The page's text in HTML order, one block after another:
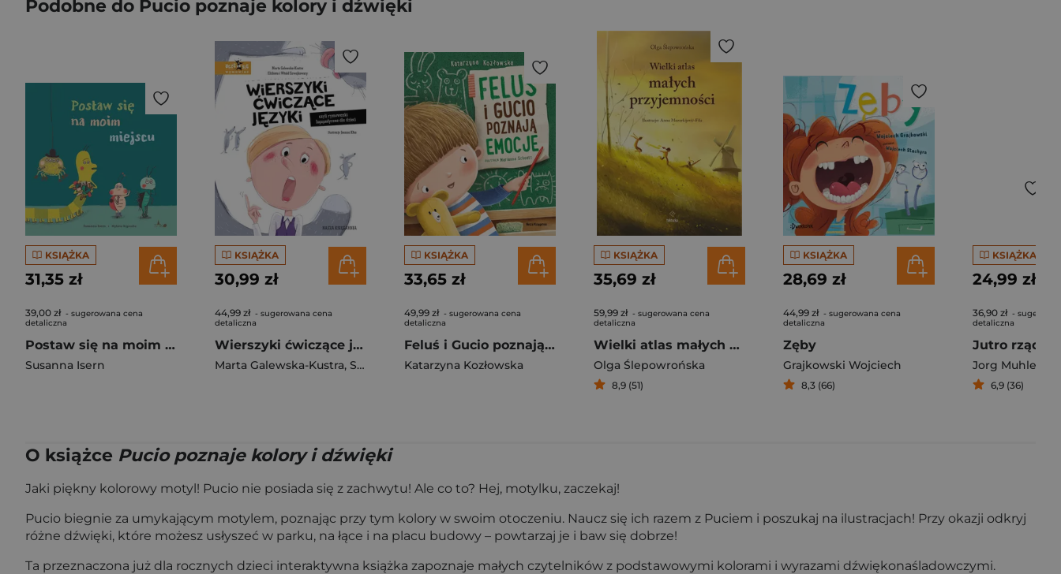
Podobne do Pucio poznaje kolory i dźwięki
KSIĄŻKA
31,35 zł
39,00 zł - sugerowana cena
detaliczna
Postaw się na moim miejscu
Susanna Isern
KSIĄŻKA
30,99 zł
44,99 zł - sugerowana cena
detaliczna
Wierszyki ćwiczące języki, czyli rymowanki logopedyczne dla dzieci
Marta Galewska-Kustra, Szwajkowska Elżbieta ,Szwajkowski Witold
KSIĄŻKA
33,65 zł
49,99 zł - sugerowana cena
detaliczna
Feluś i Gucio poznają emocje
Katarzyna Kozłowska
KSIĄŻKA
35,69 zł
59,99 zł - sugerowana cena
detaliczna
Wielki atlas małych przyjemności
Olga Ślepowrońska
8,9 (51)
KSIĄŻKA
28,69 zł
44,99 zł - sugerowana cena
detaliczna
Zęby
Grajkowski Wojciech
8,3 (66)
KSIĄŻKA
24,99 zł
36,90 zł -
detaliczna
Jutro rządzę
Jorg Muhle
6,9 (36)
O książce Pucio poznaje kolory i dźwięki
Jaki piękny kolorowy motyl! Pucio nie posiada się z zachwytu! Ale co to? Hej, motylku, zaczekaj!
Pucio biegnie za umykającym motylem, poznając przy tym kolory w swoim otoczeniu. Naucz się ich razem z Puciem i poszukaj na ilustracjach! Przy okazji odkryj
różne dźwięki, które możesz usłyszeć w parku, na łące i na placu budowy – powtarzaj je i baw się dobrze!
Ta przeznaczona już dla rocznych dzieci interaktywna książka zapoznaje małych czytelników z podstawowymi kolorami i wyrazami dźwiękonaśladowczymi.